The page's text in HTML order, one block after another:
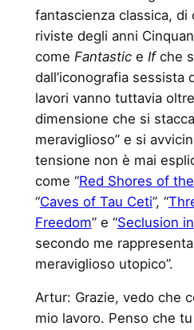
fantascienza classica,
riviste degli anni
come Fantastice Ifche
dall’iconografia sessista
lavori vanno tuttavia
dimensione che si
meraviglioso” e si
tensione non è mai
come “Red Shores of
“Caves of Tau Ceti”, “
Freedom” e “Seclusion
secondo me
meraviglioso utopico”.
Artur: Grazie, vedo che
mio lavoro. Penso che